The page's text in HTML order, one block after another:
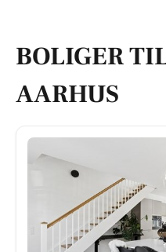
BOLIGER
AARHUS